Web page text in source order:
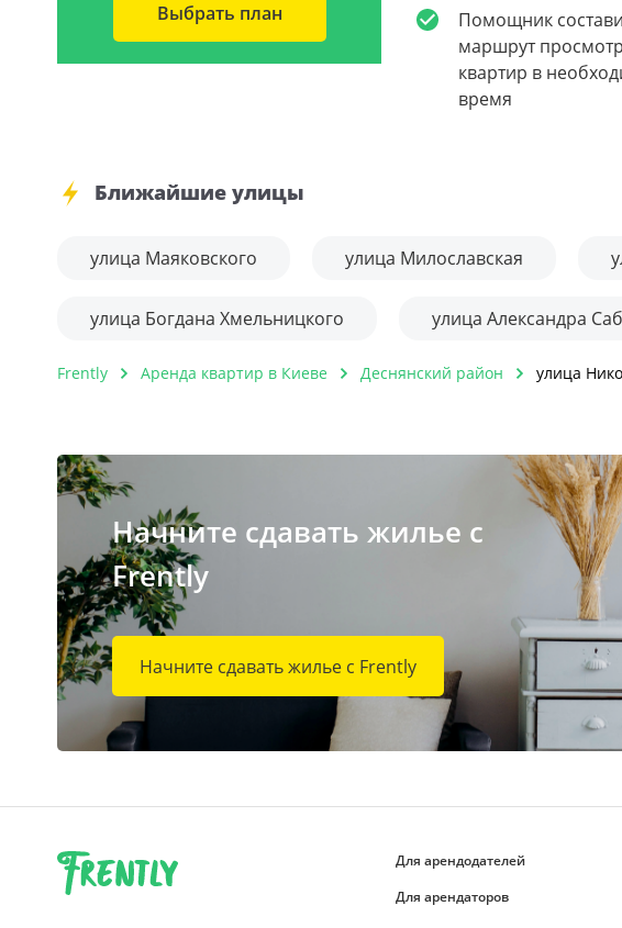
Выбрать план
Помощник
маршрут
квартир в
время
Ближайшие улицы
улица Маяковского улица Милославская
улица Богдана Хмельницкого улица Александра
Frently Аренда квартир в Киеве Деснянский район улица
Начните сдавать жилье с
Frently
Начните сдавать жилье с Frently
Для арендодателей
Для арендаторов